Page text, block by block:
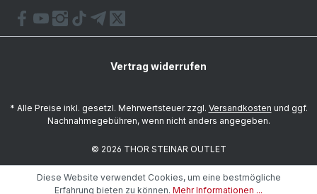
Vertrag widerrufen
* Alle Preise inkl. gesetzl. Mehrwertsteuer zzgl. Versandkosten und ggf.
Nachnahmegebühren, wenn nicht anders angegeben.
© 2026 THOR STEINAR OUTLET
Diese Website verwendet Cookies, um eine bestmögliche
Erfahrung bieten zu können. Mehr Informationen ...